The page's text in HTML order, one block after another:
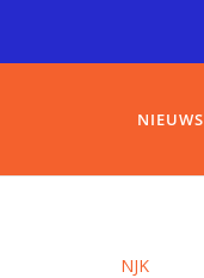
NIEUWS
NJK